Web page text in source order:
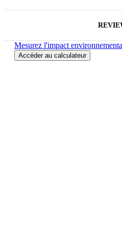
Mesurez l'impact
Accéder au calculateur